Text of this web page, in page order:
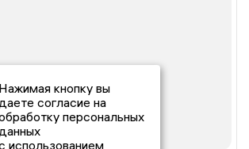
Нажимая кнопку вы
согласие на
персональных
использованием